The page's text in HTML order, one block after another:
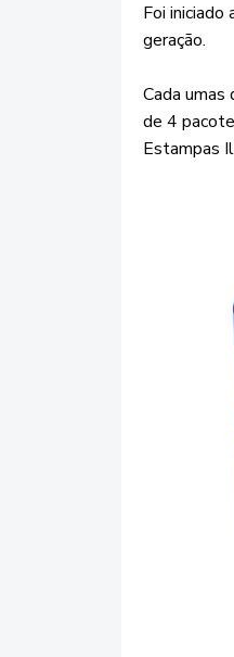
Foi iniciado
geração.
Cada
de 4
Estampas